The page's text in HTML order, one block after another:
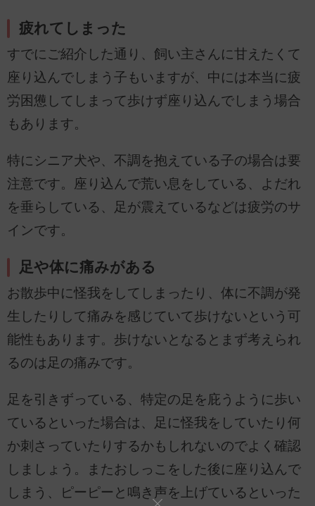
疲れてしまった
すでにご紹介した通り、飼い主さんに甘えたくて
座り込んでしまう子もいますが、中には本当に疲
労困憊してしまって歩けず座り込んでしまう場合
もあります。
特にシニア犬や、不調を抱えている子の場合は要
注意です。座り込んで荒い息をしている、よだれ
を垂らしている、足が震えているなどは疲労のサ
インです。
足や体に痛みがある
お散歩中に怪我をしてしまったり、体に不調が発
生したりして痛みを感じていて歩けないという可
能性もあります。歩けないとなるとまず考えられ
るのは足の痛みです。
足を引きずっている、特定の足を庇うように歩い
ているといった場合は、足に怪我をしていたり何
か刺さっていたりするかもしれないのでよく確認
しましょう。またおしっこをした後に座り込んで
しまう、ピーピーと鳴き声を上げているといった